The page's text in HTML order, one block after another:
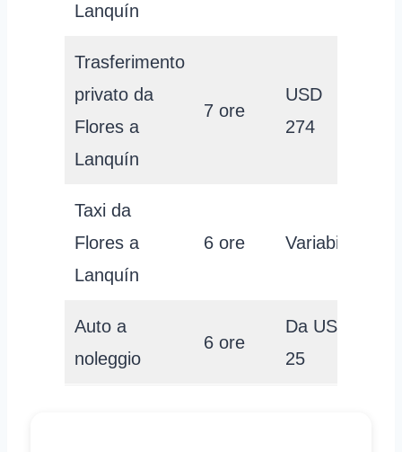
Lanquín
Trasferimento
privato da
Flores a
Lanquín
7 ore
USD
274
Taxi da
Flores a
Lanquín
6 ore Variabile
Auto a
noleggio
6 ore
Da USD
25